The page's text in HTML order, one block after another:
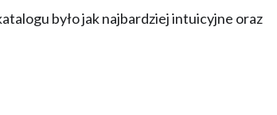
było jak najbardziej intuicyjne oraz